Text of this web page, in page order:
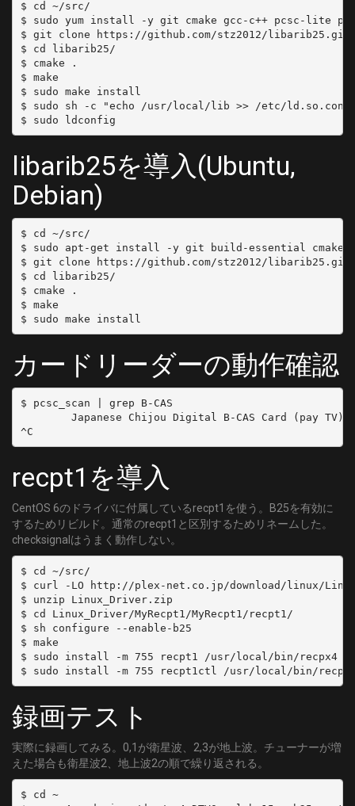
$ cd ~/src/
$ sudo yum install -y git cmake gcc-c++ pcsc-lite
$ git clone https://github.com/stz2012/libarib25.git
$ cd libarib25/
$ cmake .
$ make
$ sudo make install
$ sudo sh -c "echo /usr/local/lib >> /etc/
libarib25を導入(Ubuntu,
Debian)
$ cd ~/src/
$ sudo apt-get install -y git build-essential cmake
$ git clone https://github.com/stz2012/libarib25.git
$ cd libarib25/
$ cmake .
$ make
カードリーダーの動作確認
$ pcsc_scan | grep B-CAS
        Japanese Chijou Digital B-CAS Card (pay TV)
recpt1を導入
CentOS 6のドライバに付属しているrecpt1を使う。B25を有効に
するためリビルド。通常のrecpt1と区別するためリネームした。
checksignalはうまく動作しない。
$ cd ~/src/
$ curl -LO http://plex-net.co.jp/download/linux/
$ unzip Linux_Driver.zip
$ cd Linux_Driver/MyRecpt1/MyRecpt1/recpt1/
$ sh configure --enable-b25
$ make
$ sudo install -m 755 recpt1 /usr/local/bin/recpx4
録画テスト
実際に録画してみる。0,1が衛星波、2,3が地上波。チューナーが増
えた場合も衛星波2、地上波2の順で繰り返される。
$ cd ~